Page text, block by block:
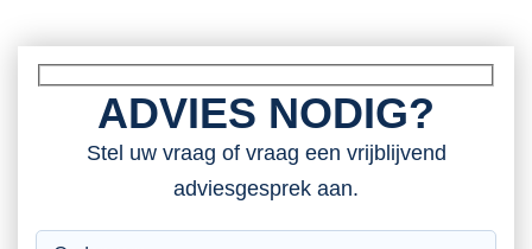
ADVIES NODIG?
Stel uw vraag of vraag een vrijblijvend
adviesgesprek aan.